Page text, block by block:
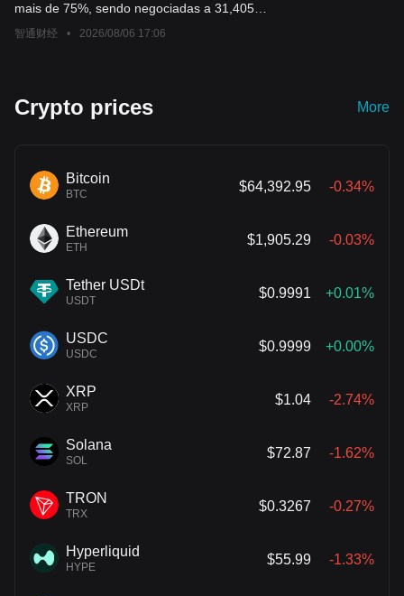
dos EUA, com ações subindo mais de 75%
após a abertura.
mais de 75%, sendo negociadas a 31,405
dólares.
智通财经 • 2026/08/06 17:06
Crypto prices More
Bitcoin
BTC
$64,392.95 -0.34%
Ethereum
ETH
$1,905.29 -0.03%
Tether USDt
USDT
$0.9991 +0.01%
USDC
USDC
$0.9999 +0.00%
XRP
XRP
$1.04 -2.74%
Solana
SOL
$72.87 -1.62%
TRON
TRX
$0.3267 -0.27%
Hyperliquid
HYPE
$55.99 -1.33%